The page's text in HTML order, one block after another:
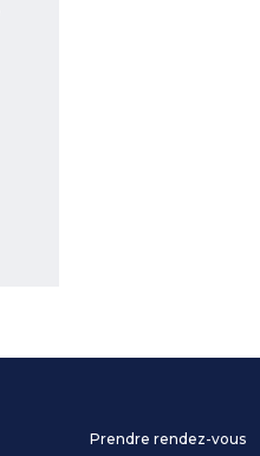
Prendre rendez-vous